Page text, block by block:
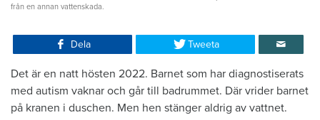
från en annan vattenskada.
Dela Tweeta
Det är en natt hösten 2022. Barnet som har diagnostiserats
med autism vaknar och går till badrummet. Där vrider barnet
på kranen i duschen. Men hen stänger aldrig av vattnet.